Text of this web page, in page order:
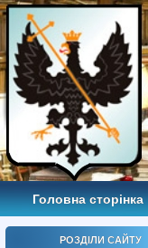
Головна сторінка
РОЗДІЛИ САЙТУ